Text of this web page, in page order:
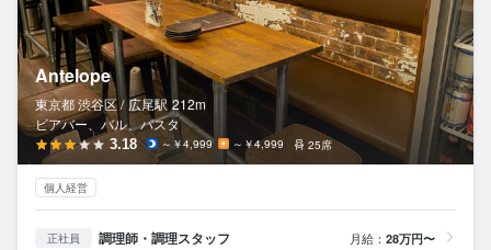
Antelope
東京都 渋谷区 / 広尾駅 212m
ビアバー、バル、パスタ
3.18 ～￥4,999 ～￥4,999 25席
個人経営
正社員 調理師・調理スタッフ 月給： 28万円〜